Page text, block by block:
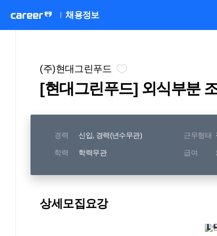
채용정보
(주)현대그린푸드
[현대그린푸드] 외식부분
경력 신입, 경력(년수무관) 근무형태
학력 학력무관 급여
상세모집요강
[